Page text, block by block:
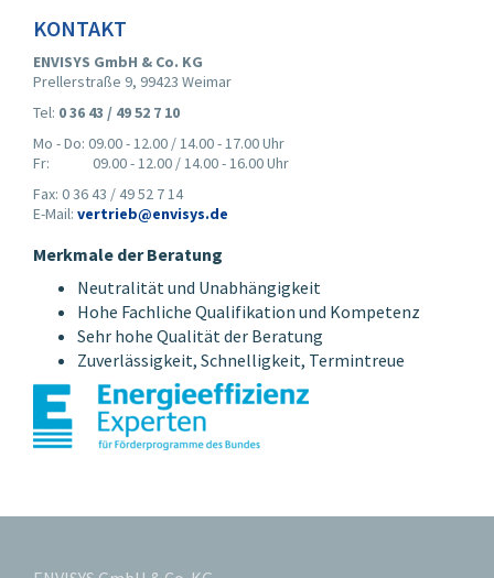
KONTAKT
ENVISYS GmbH & Co. KG
Prellerstraße 9, 99423 Weimar
Tel: 0 36 43 / 49 52 7 10
Mo - Do: 09.00 - 12.00 / 14.00 - 17.00 Uhr
Fr: 09.00 - 12.00 / 14.00 - 16.00 Uhr
Fax: 0 36 43 / 49 52 7 14
E-Mail: vertrieb@envisys.de
Merkmale der Beratung
Neutralität und Unabhängigkeit
Hohe Fachliche Qualifikation und Kompetenz
Sehr hohe Qualität der Beratung
Zuverlässigkeit, Schnelligkeit, Termintreue